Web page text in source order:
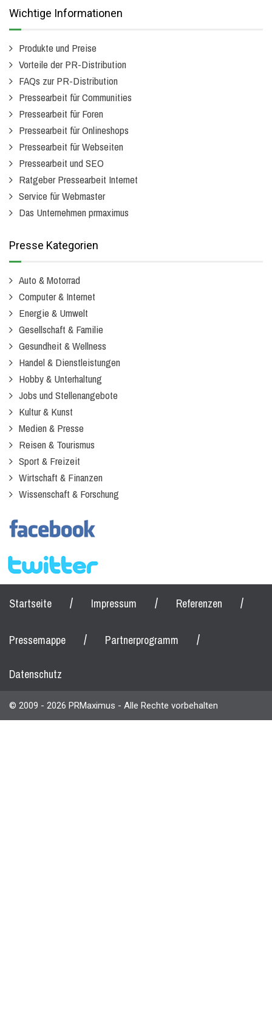
Wichtige Informationen
Produkte und Preise
Vorteile der PR-Distribution
FAQs zur PR-Distribution
Pressearbeit für Communities
Pressearbeit für Foren
Pressearbeit für Onlineshops
Pressearbeit für Webseiten
Pressearbeit und SEO
Ratgeber Pressearbeit Internet
Service für Webmaster
Das Unternehmen prmaximus
Presse Kategorien
Auto & Motorrad
Computer & Internet
Energie & Umwelt
Gesellschaft & Familie
Gesundheit & Wellness
Handel & Dienstleistungen
Hobby & Unterhaltung
Jobs und Stellenangebote
Kultur & Kunst
Medien & Presse
Reisen & Tourismus
Sport & Freizeit
Wirtschaft & Finanzen
Wissenschaft & Forschung
Startseite / Impressum / Referenzen /
Pressemappe / Partnerprogramm /
Datenschutz
© 2009 - 2026 PRMaximus - Alle Rechte vorbehalten